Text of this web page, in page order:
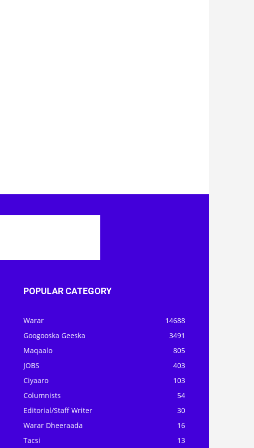
POPULAR CATEGORY
Warar
14688
Googooska Geeska
3491
Maqaalo
805
JOBS
403
Ciyaaro
103
Columnists
54
Editorial/Staff Writer
30
Warar Dheeraada
16
Tacsi
13